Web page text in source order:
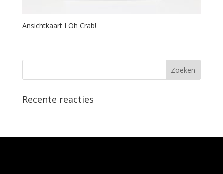
Ansichtkaart I Oh Crab!
Recente reacties